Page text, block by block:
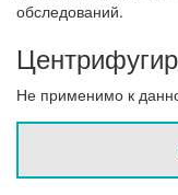
обследований.
Не применимо к